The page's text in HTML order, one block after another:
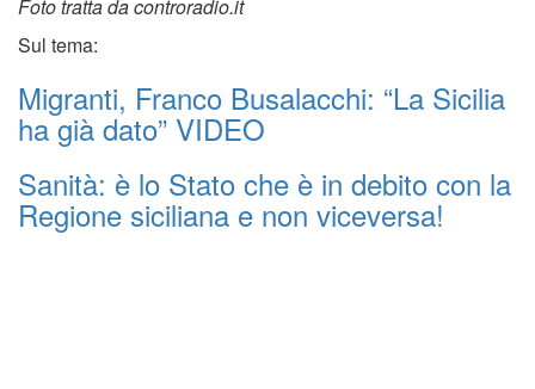
Foto tratta da controradio.it
Sul tema:
Migranti, Franco Busalacchi: “La Sicilia
ha già dato” VIDEO
Sanità: è lo Stato che è in debito con la
Regione siciliana e non viceversa!